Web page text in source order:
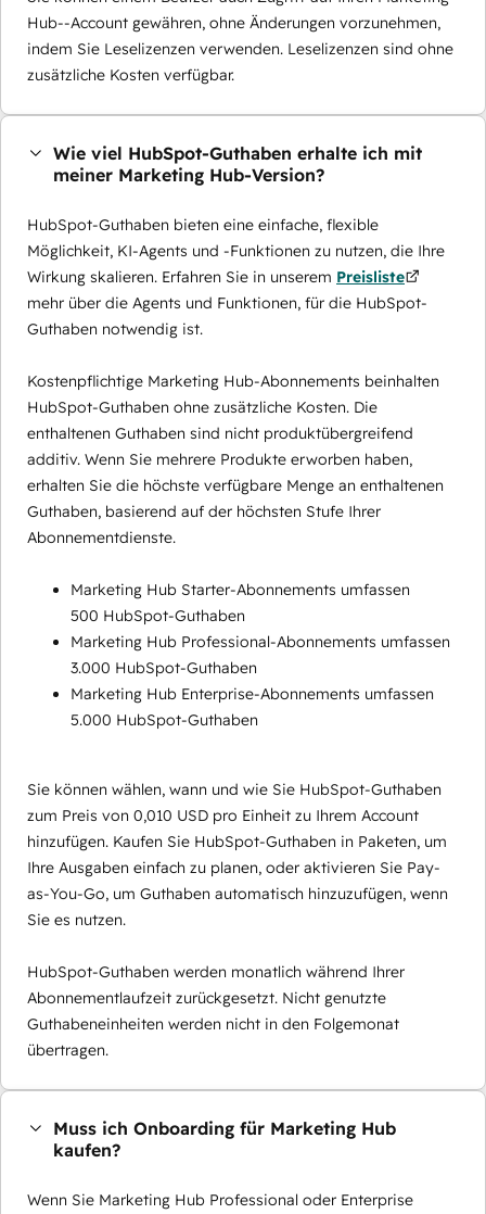
Hub--Account gewähren, ohne Änderungen vorzunehmen,
indem Sie Leselizenzen verwenden. Leselizenzen sind ohne
zusätzliche Kosten verfügbar.
Wie viel HubSpot-Guthaben erhalte ich mit
meiner Marketing Hub-Version?
HubSpot-Guthaben bieten eine einfache, flexible
Möglichkeit, KI-Agents und -Funktionen zu nutzen, die Ihre
Wirkung skalieren. Erfahren Sie in unserem Preisliste
mehr über die Agents und Funktionen, für die HubSpot-
Guthaben notwendig ist.
Kostenpflichtige Marketing Hub-Abonnements beinhalten
HubSpot-Guthaben ohne zusätzliche Kosten. Die
enthaltenen Guthaben sind nicht produktübergreifend
additiv. Wenn Sie mehrere Produkte erworben haben,
erhalten Sie die höchste verfügbare Menge an enthaltenen
Guthaben, basierend auf der höchsten Stufe Ihrer
Abonnementdienste.
Marketing Hub Starter-Abonnements umfassen
500 HubSpot-Guthaben
Marketing Hub Professional-Abonnements umfassen
3.000 HubSpot-Guthaben
Marketing Hub Enterprise-Abonnements umfassen
5.000 HubSpot-Guthaben
Sie können wählen, wann und wie Sie HubSpot-Guthaben
zum Preis von 0,010 USD pro Einheit zu Ihrem Account
hinzufügen. Kaufen Sie HubSpot-Guthaben in Paketen, um
Ihre Ausgaben einfach zu planen, oder aktivieren Sie Pay-
as-You-Go, um Guthaben automatisch hinzuzufügen, wenn
Sie es nutzen.
HubSpot-Guthaben werden monatlich während Ihrer
Abonnementlaufzeit zurückgesetzt. Nicht genutzte
Guthabeneinheiten werden nicht in den Folgemonat
übertragen.
Muss ich Onboarding für Marketing Hub
kaufen?
Wenn Sie Marketing Hub Professional oder Enterprise